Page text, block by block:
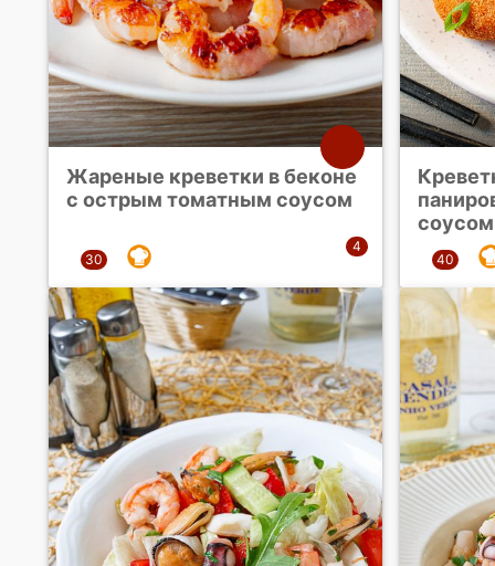
Жареные креветки в беконе
с острым томатным соусом
соусом